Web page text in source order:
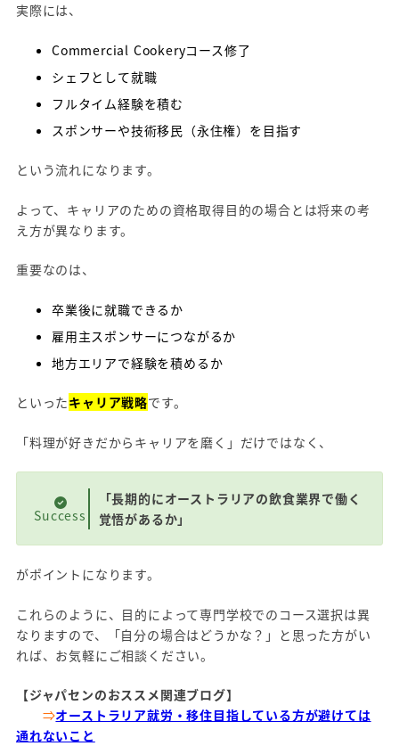
実際には、
Commercial Cookeryコース修了
シェフとして就職
フルタイム経験を積む
スポンサーや技術移民（永住権）を目指す
という流れになります。
よって、キャリアのための資格取得目的の場合とは将来の考
え方が異なります。
重要なのは、
卒業後に就職できるか
雇用主スポンサーにつながるか
地方エリアで経験を積めるか
といったキャリア戦略です。
「料理が好きだからキャリアを磨く」だけではなく、
Success
「長期的にオーストラリアの飲食業界で働く
覚悟があるか」
がポイントになります。
これらのように、目的によって専門学校でのコース選択は異
なりますので、「自分の場合はどうかな？」と思った方がい
れば、お気軽にご相談ください。
【ジャパセンのおススメ関連ブログ】
⇒オーストラリア就労・移住目指している方が避けては
通れないこと